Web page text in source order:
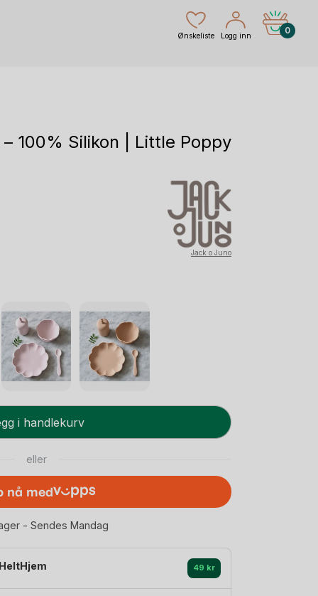
Ønskeliste Logg inn
0
100% Silikon | Little Poppy
Jack o Juno
i handlekurv
eller
nå med
- Sendes Mandag
49 kr